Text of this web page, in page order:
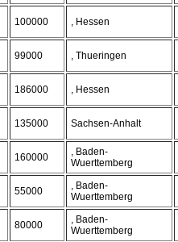
100000 , Hessen
99000 , Thueringen
186000 , Hessen
135000 Sachsen-Anhalt
160000
, Baden-
Wuerttemberg
55000
, Baden-
Wuerttemberg
80000
, Baden-
Wuerttemberg